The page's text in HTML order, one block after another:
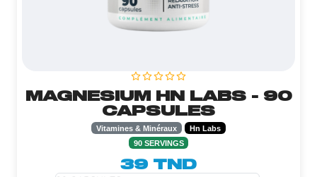
MAGNESIUM HN LABS - 90
CAPSULES
Vitamines & Minéraux
Hn Labs
90 SERVINGS
39 TND